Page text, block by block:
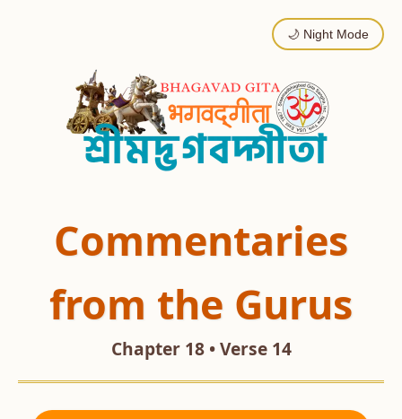
🌙 Night Mode
Commentaries
from the Gurus
Chapter 18 • Verse 14